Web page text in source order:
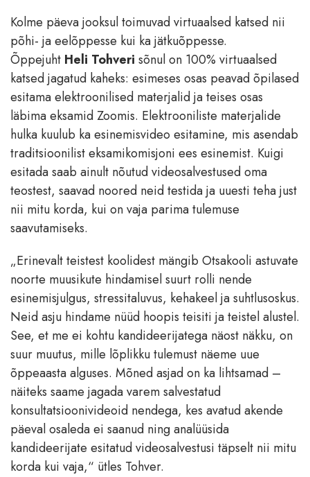
Kolme päeva jooksul toimuvad virtuaalsed katsed nii
põhi- ja eelõppesse kui ka jätkuõppesse.
Õppejuht Heli Tohveri sõnul on 100% virtuaalsed
katsed jagatud kaheks: esimeses osas peavad õpilased
esitama elektroonilised materjalid ja teises osas
läbima eksamid Zoomis. Elektrooniliste materjalide
hulka kuulub ka esinemisvideo esitamine, mis asendab
traditsioonilist eksamikomisjoni ees esinemist. Kuigi
esitada saab ainult nõutud videosalvestused oma
teostest, saavad noored neid testida ja uuesti teha just
nii mitu korda, kui on vaja parima tulemuse
saavutamiseks.
„Erinevalt teistest koolidest mängib Otsakooli astuvate
noorte muusikute hindamisel suurt rolli nende
esinemisjulgus, stressitaluvus, kehakeel ja suhtlusoskus.
Neid asju hindame nüüd hoopis teisiti ja teistel alustel.
See, et me ei kohtu kandideerijatega näost näkku, on
suur muutus, mille lõplikku tulemust näeme uue
õppeaasta alguses. Mõned asjad on ka lihtsamad –
näiteks saame jagada varem salvestatud
konsultatsioonivideoid nendega, kes avatud akende
päeval osaleda ei saanud ning analüüsida
kandideerijate esitatud videosalvestusi täpselt nii mitu
korda kui vaja,“ ütles Tohver.